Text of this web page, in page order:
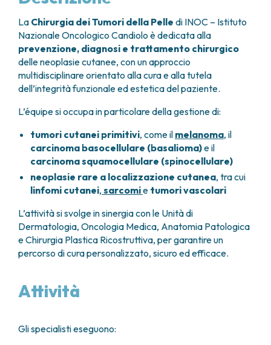
TUMORI TIROIDE E GHIANDOLE ENDOCRINE
APPARATO GENITALE-RIPRODUTTIVO
ENDOMETRIOSI
FIBROMI UTERINI
TUMORE CERVICE UTERINA
TUMORI ENDOMETRIO
TUMORI MAMMELLA
TUMORI OVAIO
TUMORI PROSTATA
TUMORI TESTICOLO
TUMORI VESCICA
TUMORI VULVA
TUMORI DI PELLE, SANGUE E TESSUTI
LEUCEMIE ACUTE
LINFOMI
MELANOMI
METASTASI DEL SISTEMA NERVOSO CENTRALE
MIELOMI
NEOPLASIE MIELOPROLIFERATIVE CRONICHE
AREE CHIRURGICHE
ANESTESIA E RIANIMAZIONE
BREAST UNIT
CENTRO PER I TUMORI DELL’OVAIO
CHIRURGIA ONCOLOGICA
CHIRURGIA PLASTICA RICOSTRUTTIVA
CHIRURGIA DEI TUMORI DELLA PELLE
CHIRURGIA UROLOGICA
CHIRURGIA SENOLOGICA
GASTROENTEROLOGIA ED ENDOSCOPIA
DIGESTIVA
GINECOLOGIA ONCOLOGICA E TUMORI
OTORINOLARINGOIATRIA
DIAGNOSTICA E SERVIZI
DIREZIONE ASSISTENZIALE E TECNICA
FISICA SANITARIA
MEDICINA NUCLEARE
COME RAGGIUNGERCI
OSPITALITÀ SOLIDALE
ASSISTENTE SOCIALE
CANDIOLO CARES
I VOLONTARI
DOCUMENTI UTILI
LISTE D’ATTESA
TECHNOLOGY TRANSFER OFFICE (TTO)
LABORATORI
GENOMICS CENTRE
PROGETTI INTERNAZIONALI
PROGETTI NAZIONALI
RICERCA ONCOLOGICA
NEWS
SOSTIENI LA RICERCA PRENOTA
La Chirurgia dei Tumori della Pelle di INOC – Istituto
Nazionale Oncologico Candiolo è dedicata alla
prevenzione, diagnosi e trattamento chirurgico
delle neoplasie cutanee, con un approccio
multidisciplinare orientato alla cura e alla tutela
dell’integrità funzionale ed estetica del paziente.
L’équipe si occupa in particolare della gestione di:
tumori cutanei primitivi, come il melanoma, il
carcinoma basocellulare (basalioma)e il
carcinoma squamocellulare (spinocellulare)
neoplasie rare a localizzazione cutanea, tra cui
linfomi cutanei, sarcomie tumori vascolari
L’attività si svolge in sinergia con le Unità di
Dermatologia, Oncologia Medica, Anatomia Patologica
e Chirurgia Plastica Ricostruttiva, per garantire un
percorso di cura personalizzato, sicuro ed efficace.
Attività
Gli specialisti eseguono: